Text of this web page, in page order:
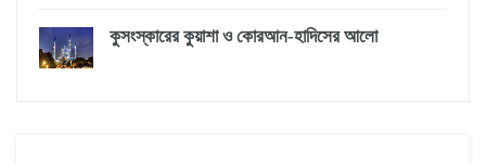
কুসংস্কারের কুয়াশা ও কোরআন-হাদিসের আলো